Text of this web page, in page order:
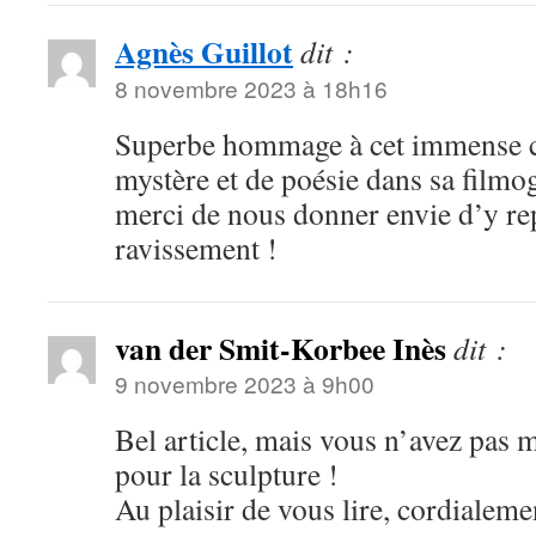
Agnès Guillotdit :
8 novembre 2023 à 18h16
Superbe hommage à cet
mystère et de poésie dans sa
merci de nous donner envie d’y
ravissement !
van der Smit-Korbee Inèsdit :
9 novembre 2023 à 9h00
Bel article, mais vous n’avez pas
pour la sculpture !
Au plaisir de vous lire,